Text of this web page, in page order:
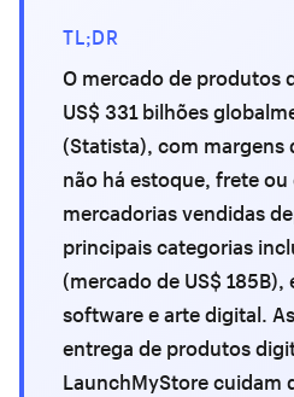
TL;DR
O mercado de produtos
US$ 331 bilhões
(Statista), com margens
não há estoque, frete
mercadorias vendidas
principais categorias
(mercado de US$
software e arte digital.
entrega de produtos
LaunchMyStore cuidam